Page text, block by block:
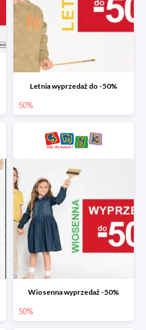
Letnia wyprzedaż do -50%
50%
Wiosenna wyprzedaż -50%
50%